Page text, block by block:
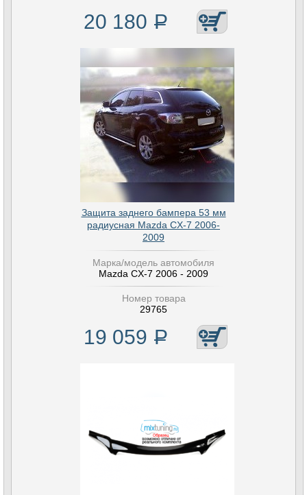
20 180 Р
Защита заднего бампера 53 мм
радиусная Mazda CX-7 2006-
2009
Марка/модель автомобиля
Mazda CX-7 2006 - 2009
Номер товара
29765
19 059 Р